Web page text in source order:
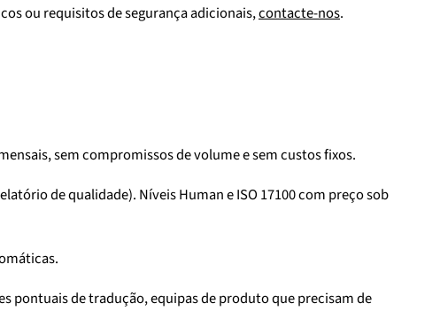
ou requisitos de segurança adicionais,contacte-nos.
sem compromissos de volume e sem custos fixos.
de qualidade). Níveis Human e ISO 17100 com preço sob
pontuais de tradução, equipas de produto que precisam de